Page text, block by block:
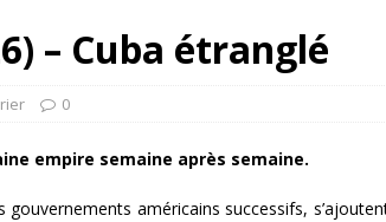
– Cuba étranglé
0
empire semaine après semaine.
américains successifs,